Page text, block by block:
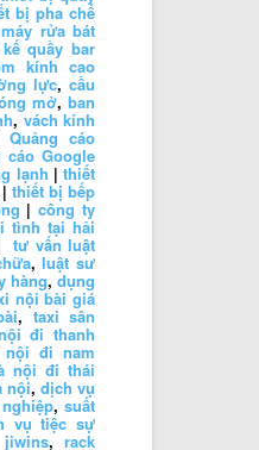
bị pha chế
máy rửa bát
quầy bar
kính cao
lực, cầu
mở,ban
, vách kính
Quảng cáo
cáo Google
lạnh |thiết
thiết bị bếp
|công ty
tình tại hải
tư vấn luật
,luật sư
hàng, dụng
nội bài giá
, taxi sân
đi thanh
nội đi nam
nội đi thái
nội, dịch vụ
,suất
vụ tiệc sự
jiwins,rack